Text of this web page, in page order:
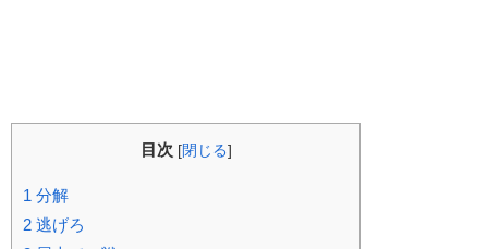
目次 [閉じる]
1 分解
2 逃げろ